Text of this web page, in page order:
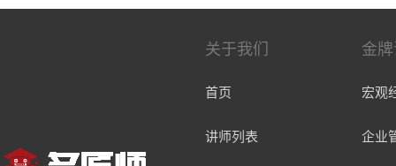
关于我们
首页
讲师列表
金
宏观
企业